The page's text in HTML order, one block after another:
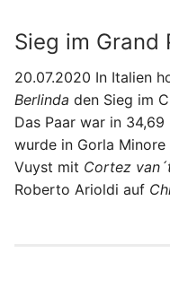
Sieg im Grand
20.07.2020 In Italien
Berlinda den Sieg im
Das Paar war in
wurde in Gorla
Vuyst mit Cortez
Roberto Arioldi auf